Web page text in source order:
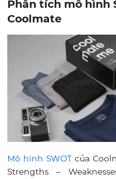
Phân tích mô hình
Coolmate
Mô hình SWOTcủa
Strengths –